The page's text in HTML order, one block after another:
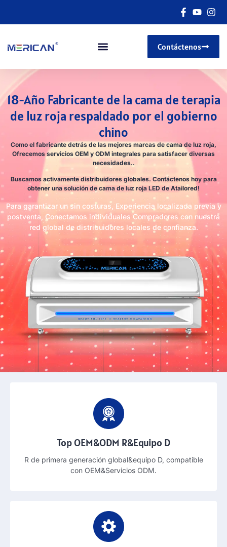
Contáctenos
18-Año Fabricante de la cama de terapia
de luz roja respaldado por el gobierno
chino
Como el fabricante detrás de las mejores marcas de cama de luz roja,
Ofrecemos servicios OEM y ODM integrales para satisfacer diversas
necesidades..
Buscamos activamente distribuidores globales. Contáctenos hoy para
obtener una solución de cama de luz roja LED de Atailored!
Para garantizar un sin costuras, Experiencia localizada previa y
postventa, Conectamos individuales Compradores con nuestra
red global de distribuidores locales de confianza.
Top OEM&ODM R&Equipo D
R de primera generación global&equipo D, compatible
con OEM&Servicios ODM.